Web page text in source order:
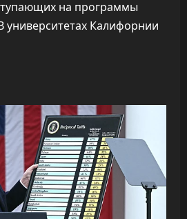
на программы
университетах Калифорнии